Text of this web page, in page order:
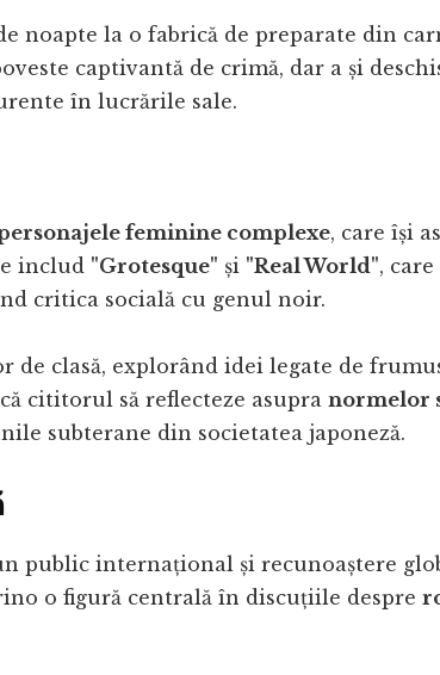
noapte la o fabrică de preparate din
captivantă de crimă, dar a și
în lucrările sale.
feminine complexe, care își
includ "Grotesque" și "Real World",
critica socială cu genul noir.
de clasă, explorând idei legate de
cititorul să reflecteze asupra normelor
subterane din societatea japoneză.
public internațional și recunoaștere
o figură centrală în discuțiile despre